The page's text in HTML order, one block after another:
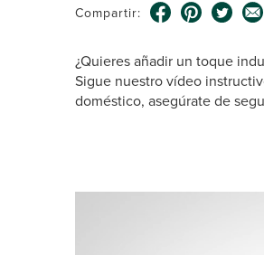
Compartir:
¿Quieres añadir un toque
Sigue nuestro vídeo
doméstico, asegúrate de